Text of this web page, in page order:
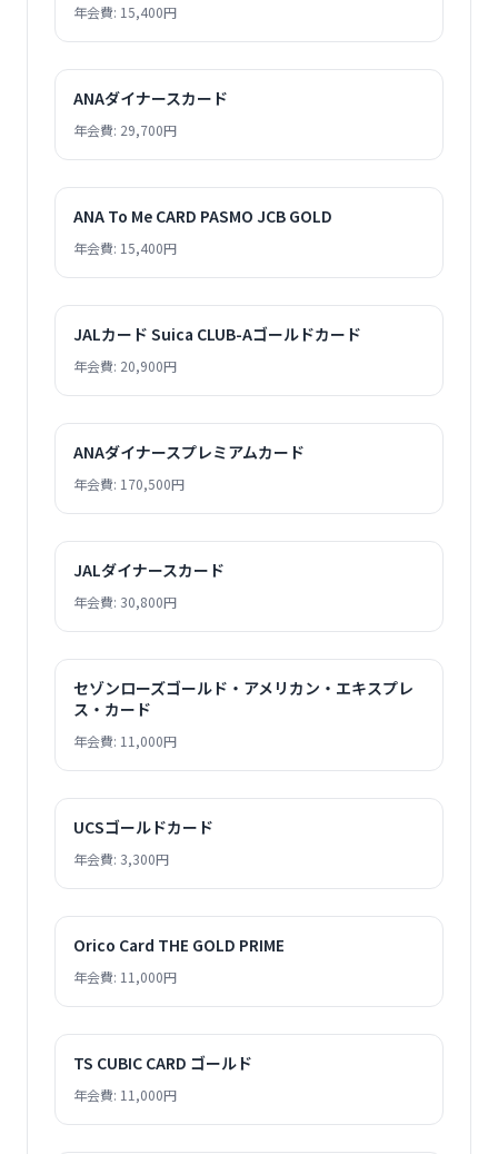
年会費: 15,400円
ANAダイナースカード
年会費: 29,700円
ANA To Me CARD PASMO JCB GOLD
年会費: 15,400円
JALカード Suica CLUB-Aゴールドカード
年会費: 20,900円
ANAダイナースプレミアムカード
年会費: 170,500円
JALダイナースカード
年会費: 30,800円
セゾンローズゴールド・アメリカン・エキスプレ
ス・カード
年会費: 11,000円
UCSゴールドカード
年会費: 3,300円
Orico Card THE GOLD PRIME
年会費: 11,000円
TS CUBIC CARD ゴールド
年会費: 11,000円